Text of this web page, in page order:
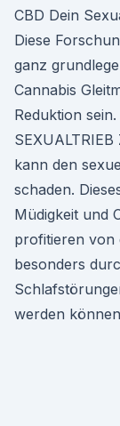
CBD Dein
Diese
ganz
Cannabis
Reduktion
kann den
schaden.
Müdigkeit und
profitieren von
besonders
werden